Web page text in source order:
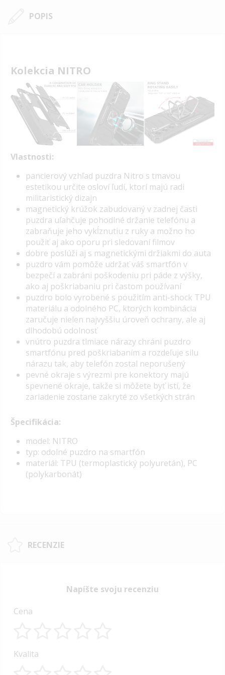
POPIS
Kolekcia NITRO
Vlastnosti:
pancierový vzhľad puzdra Nitro s tmavou
estetikou určite osloví ľudí, ktorí majú radi
militaristický dizajn
magnetický krúžok zabudovaný v zadnej časti
puzdra uľahčuje pohodlné držanie telefónu a
zabraňuje jeho vykĺznutiu z ruky a možno ho
použiť aj ako oporu pri sledovaní filmov
dobre poslúži aj s magnetickými držiakmi do auta
puzdro vám pomôže udržať váš smartfón v
bezpečí a zabráni poškodeniu pri páde z výšky,
ako aj poškriabaniu pri častom používaní
puzdro bolo vyrobené s použitím anti-shock TPU
materiálu a odolného PC, ktorých kombinácia
zaručuje nielen najvyššiu úroveň ochrany, ale aj
dlhodobú odolnosť
vnútro puzdra tlmiace nárazy chráni puzdro
smartfónu pred poškriabaním a rozdeľuje silu
nárazu tak, aby telefón zostal neporušený
pevné okraje s výrezmi pre konektory majú
spevnené okraje, takže si môžete byť istí, že
zariadenie zostane zakryté zo všetkých strán
Špecifikácia:
model: NITRO
typ: odolné puzdro na smartfón
materiál: TPU (termoplastický polyuretán), PC
(polykarbonát)
RECENZIE
Napíšte svoju recenziu
Cena
star
stars
stars
stars
stars
Kvalita